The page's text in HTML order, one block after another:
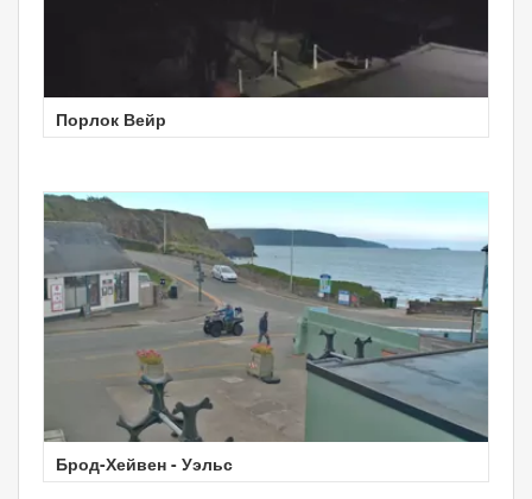
Порлок Вейр
Брод-Хейвен - Уэльс